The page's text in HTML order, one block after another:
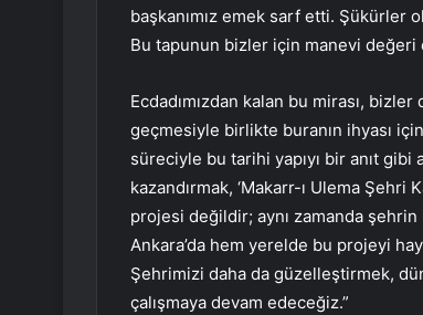
başkanımız emek sarf etti. Şükürler
Bu tapunun bizler için manevi değeri
Ecdadımızdan kalan bu mirası,
geçmesiyle birlikte buranın ihyası
süreciyle bu tarihi yapıyı bir anıt
kazandırmak, ‘Makarr-ı Ulema
projesi değildir; aynı zamanda şehrin
Ankara’da hem yerelde bu projeyi
Şehrimizi daha da güzelleştirmek,
çalışmaya devam edeceğiz.”